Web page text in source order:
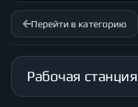
Перейти в категорию